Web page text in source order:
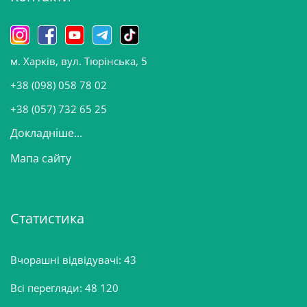
н
о
в
и
м. Харків, вул. Тюрінська, 5
+38 (098) 058 78 02
+38 (057) 732 65 25
Докладніше...
Мапа сайту
Статистика
Вчорашні відвідувачі: 43
Всі перегляди: 48 120